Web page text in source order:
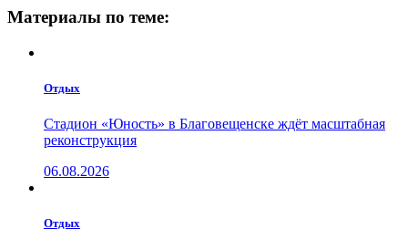
Материалы по теме:
Отдых
Стадион «Юность» в Благовещенске ждёт масштабная
реконструкция
06.08.2026
Отдых